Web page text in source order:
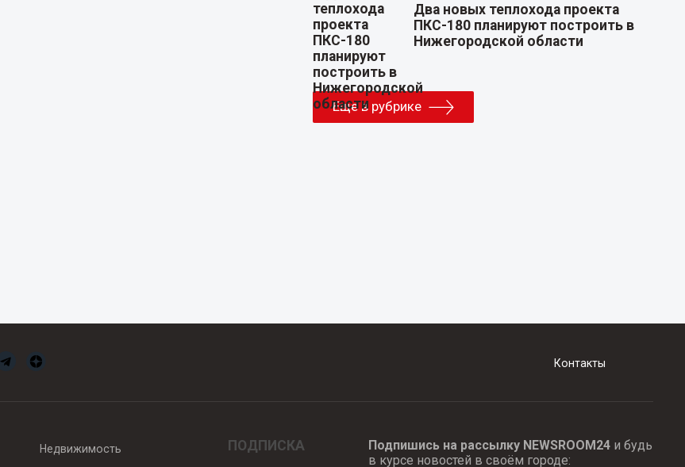
Два новых теплохода проекта
ПКС-180 планируют построить в
Нижегородской области
Еще в рубрике
Контакты
Недвижимость ПОДПИСКА Подпишись на рассылку NEWSROOM24и будь
в курсе новостей в своём городе: